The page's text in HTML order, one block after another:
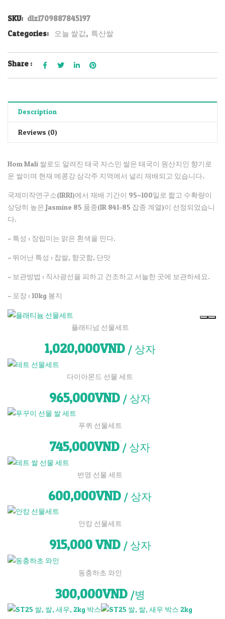
SKU: dlz1709887845197
Categories:
오늘 쌀값, 특산쌀
Share :
Description
Reviews (0)
Hom Mali 쌀로도 알려진 태국 자스민 쌀은 태국이 원산지인 향기로
운 쌀이며 현재 메콩강 삼각주 지역에서 널리 재배되고 있습니다.
국제미작연구소(IRRI)에서 재배 기간이 95~100일로 짧고 수확량이
상당히 높은 Jasmine 85 품종(IR 841-85 잡종 계열)이 선정되었습니
다.
– 특성 : 장립미는 맑은 흰색을 띤다.
– 뛰어난 특성 : 찹쌀, 향긋함, 단맛
– 보관방법 : 직사광선을 피하고 건조하고 서늘한 곳에 보관하세요.
– 포장 : 10kg 봉지
플래티넘 선물세트
1,020,000VND / 상자
다이아몬드 선물 세트
965,000VND / 상자
푸퀴 선물세트
745,000VND / 상자
번영 선물 세트
600,000VND / 상자
안캉 선물세트
915,000VND / 상자
동충하초 와인
300,000VND /병